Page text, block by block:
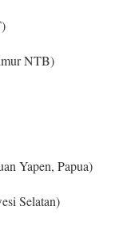
NTB)
Yapen, Papua)
Selatan)